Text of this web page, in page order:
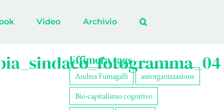
Video Archivio
Effimera tags
Andrea Fumagalli
autorganizzazione
Bio-capitalismo cognitivo